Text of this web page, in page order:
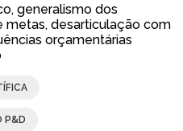
generalismo dos
desarticulação com
orçamentárias
P&D